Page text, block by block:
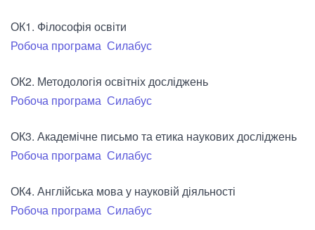
ОК1. Філософія освіти
Робоча програма Силабус
ОК2. Методологія освітніх досліджень
Робоча програма Силабус
ОК3. Академічне письмо та етика наукових досліджень
Робоча програма Силабус
ОК4. Англійська мова у науковій діяльності
Робоча програма Силабус